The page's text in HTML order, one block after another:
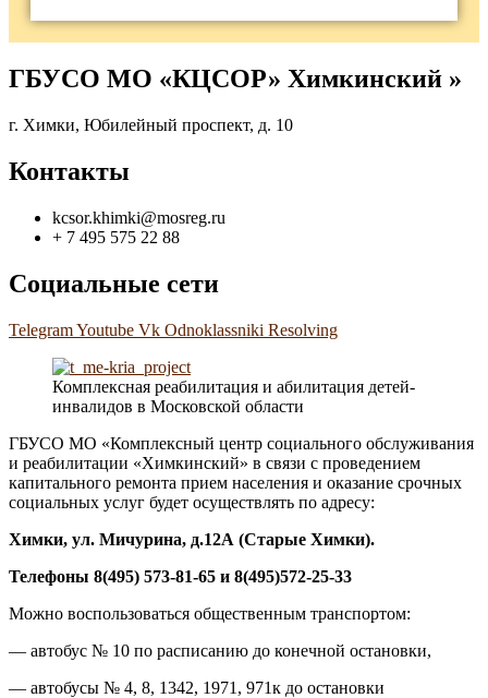
ГБУСО МО «КЦСОР» Химкинский »
г. Химки, Юбилейный проспект, д. 10
Контакты
kcsor.khimki@mosreg.ru
+ 7 495 575 22 88
Социальные сети
TelegramYoutube Vk Odnoklassniki Resolving
Комплексная реабилитация и абилитация детей-
инвалидов в Московской области
ГБУСО МО «Комплексный центр социального обслуживания
и реабилитации «Химкинский» в связи с проведением
капитального ремонта прием населения и оказание срочных
социальных услуг будет осуществлять по адресу:
Химки, ул. Мичурина, д.12А (Старые Химки).
Телефоны 8(495) 573-81-65 и 8(495)572-25-33
Можно воспользоваться общественным транспортом:
— автобус № 10 по расписанию до конечной остановки,
— автобусы № 4, 8, 1342, 1971, 971к до остановки